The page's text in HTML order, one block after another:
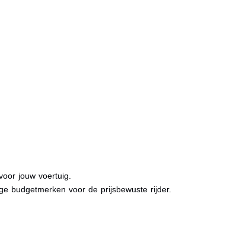
jouw voertuig.
budgetmerken voor de prijsbewuste rijder.